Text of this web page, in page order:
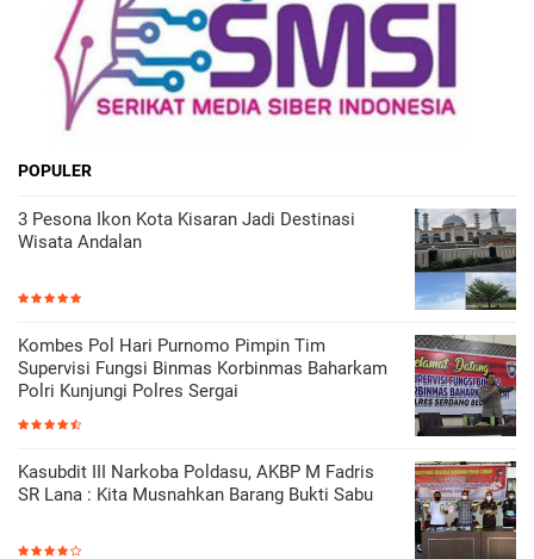
POPULER
3 Pesona Ikon Kota Kisaran Jadi Destinasi
Wisata Andalan
Kombes Pol Hari Purnomo Pimpin Tim
Supervisi Fungsi Binmas Korbinmas Baharkam
Polri Kunjungi Polres Sergai
Kasubdit III Narkoba Poldasu, AKBP M Fadris
SR Lana : Kita Musnahkan Barang Bukti Sabu